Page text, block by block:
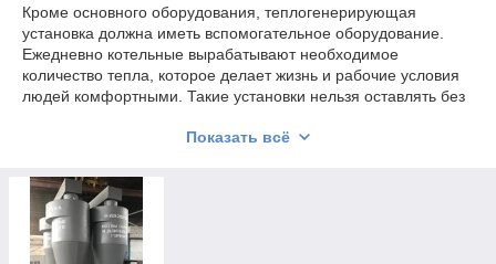
Кроме основного оборудования, теплогенерирующая
установка должна иметь вспомогательное оборудование.
Ежедневно котельные вырабатывают необходимое
количество тепла, которое делает жизнь и рабочие условия
людей комфортными. Такие установки нельзя оставлять без
КПД. Также нельзя забывать что детали могут выходить из
Котельно-вспомогательное
оборудование от производителя
Показать всё